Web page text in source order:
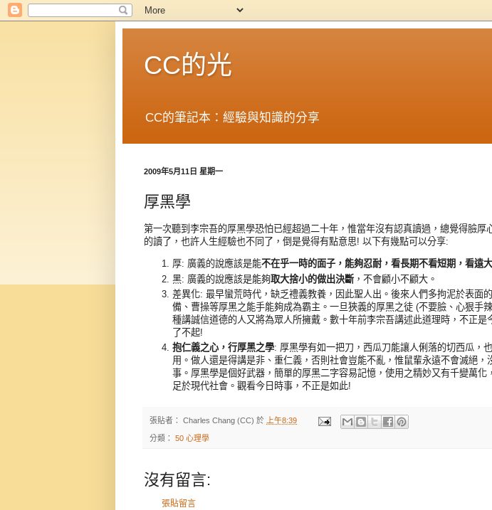
CC的光
CC的筆記本：經驗與知識的分享
2009年5月11日 星期一
厚黑學
第一次聽到李宗吾的厚黑學恐怕已經超過二十年，惟當年沒有認真讀過，總覺得臉厚
的讀了，也許人生經驗也不同了，倒是覺得有點意思! 以下有幾點可以分享:
厚: 廣義的說應該是能不在乎一時的面子，能夠忍耐，看長期不看短期，看遠
黑: 廣義的說應該是能夠取大捨小的做出決斷 ，不會顧小不顧大。
差異化: 最早蠻荒時代，缺乏禮義教養，因此聖人出。後來人們多拘泥於表面
備、曹操等厚黑之能手能夠成為霸主。一旦狹義的厚黑之徒 (不要臉、心狠手
種講誠信道德的人又將為眾人所擁戴。數十年前李宗吾講述此道理時，不正是
了不起!
抱仁義之心，行厚黑之學: 厚黑學有如一把刀，西瓜刀能讓人俐落的切西瓜，
用。做人還是得講是非、重仁義，否則社會豈能不亂，惟鼠輩永遠不會滅絕，
事。厚黑學是個好武器，簡單的厚黑二字容易記憶，使用之精妙又有千變萬化
足於現代社會。觀看今日時事，不正是如此!
張貼者： Charles Chang (CC) 於 上午8:39
分類： 50 心理學
沒有留言:
張貼留言